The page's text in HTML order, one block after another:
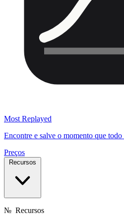
Most Replayed
Encontre e salve o momento que
Preços
Recursos
№ Recursos